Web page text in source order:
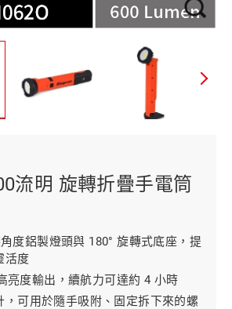
流明 旋轉折疊手電筒
度鋁製燈頭與 180° 旋轉式底座，提
活度
亮度輸出，續航力可達約 4 小時
，可用於隨手吸附、固定拆下來的螺